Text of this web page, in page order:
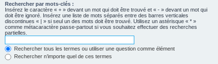
Rechercher par mots-clés :
Insérez le caractère « + » devant un mot qui doit être trouvé et « - » devant un mot qui
doit être ignoré. Insérez une liste de mots séparés entre des barres verticales
discontinues « | » si seul un des mots doit être trouvé. Utilisez un astérisque « * »
comme métacaractère passe-partout si vous souhaitez effectuer des recherches
partielles.
Rechercher tous les termes ou utiliser une question comme élément
Rechercher n’importe quel de ces termes